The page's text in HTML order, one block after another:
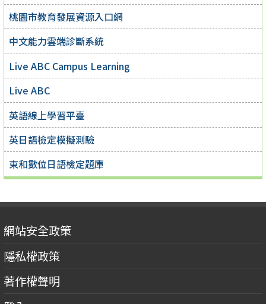
桃園市教育發展資源入口網
中文能力雲端診斷系統
Live ABC Campus Learning
Live ABC
英語線上學習平臺
英日語檢定模擬測驗
東和數位日語檢定題庫
網站安全政策
隱私權政策
著作權聲明